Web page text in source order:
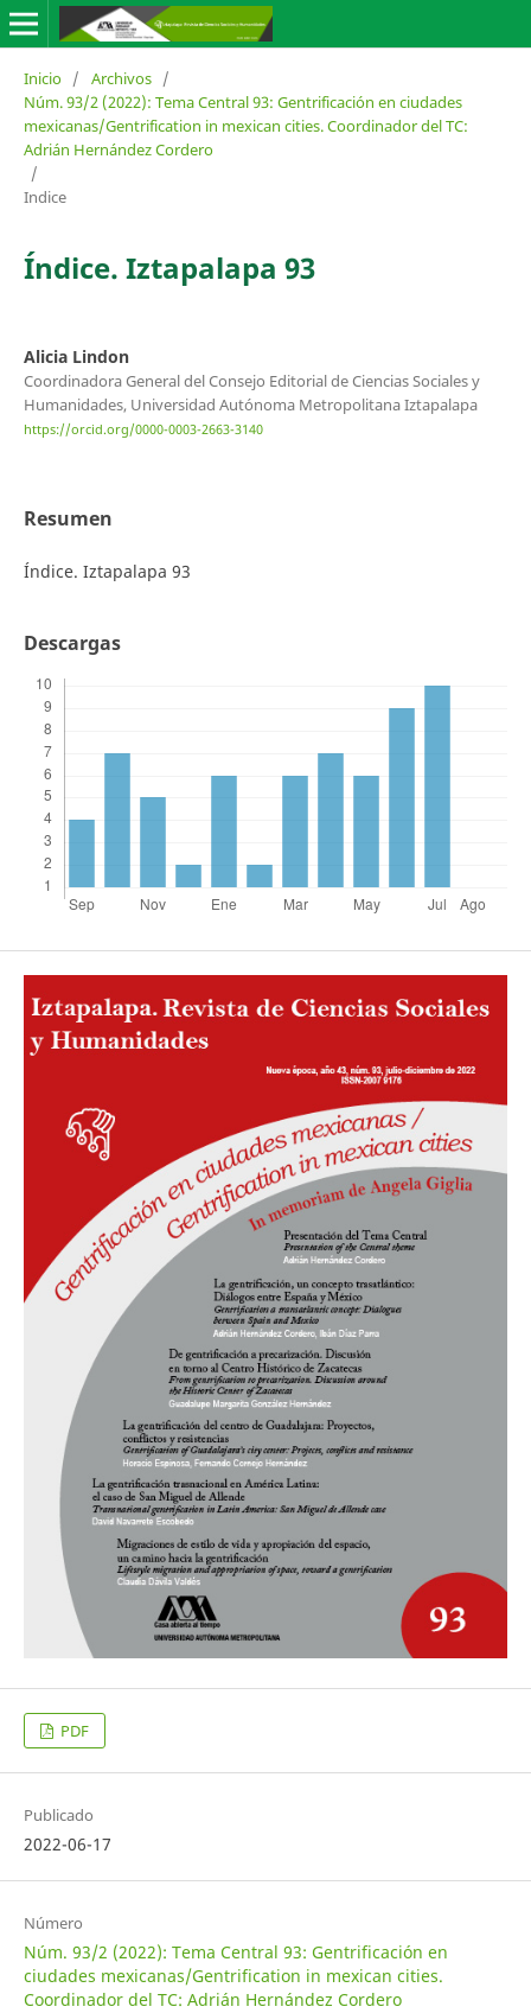
Inicio / Archivos /
Núm. 93/2 (2022): Tema Central 93: Gentrificación en ciudades
mexicanas/Gentrification in mexican cities. Coordinador del TC:
Adrián Hernández Cordero
/
Indice
Índice. Iztapalapa 93
Alicia Lindon
Coordinadora General del Consejo Editorial de Ciencias Sociales y
Humanidades, Universidad Autónoma Metropolitana Iztapalapa
https://orcid.org/0000-0003-2663-3140
Resumen
Índice. Iztapalapa 93
Descargas
PDF
Publicado
2022-06-17
Número
Núm. 93/2 (2022): Tema Central 93: Gentrificación en
ciudades mexicanas/Gentrification in mexican cities.
Coordinador del TC: Adrián Hernández Cordero